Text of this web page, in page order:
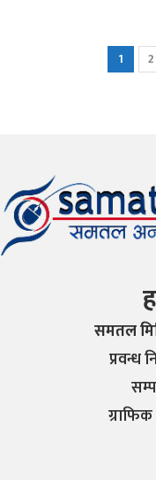
1 2
समतल
प्रवन्ध